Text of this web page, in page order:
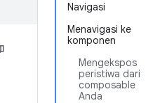
Navigasi
Menavigasi ke
komponen
Mengekspos
peristiwa dari
composable
Anda